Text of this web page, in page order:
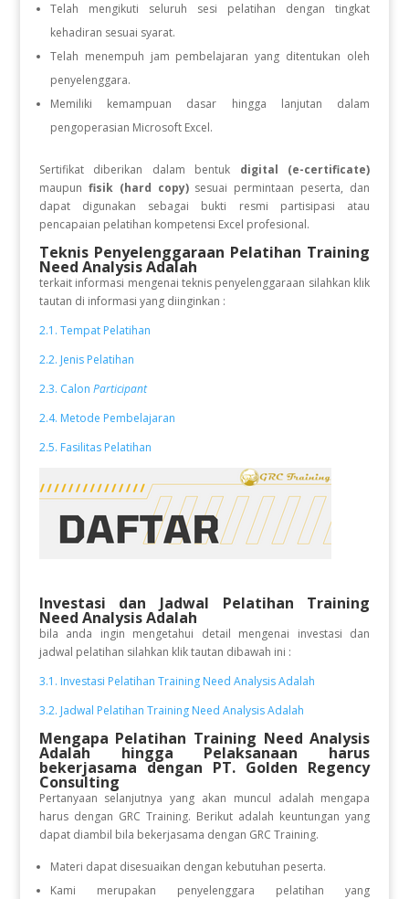
Telah mengikuti seluruh sesi pelatihan dengan tingkat
kehadiran sesuai syarat.
Telah menempuh jam pembelajaran yang ditentukan oleh
penyelenggara.
Memiliki kemampuan dasar hingga lanjutan dalam
pengoperasian Microsoft Excel.
Sertifikat diberikan dalam bentuk digital (e-certificate)
maupun fisik (hard copy)sesuai permintaan peserta, dan
dapat digunakan sebagai bukti resmi partisipasi atau
pencapaian pelatihan kompetensi Excel profesional.
Teknis Penyelenggaraan Pelatihan Training
Need Analysis Adalah
terkait informasi mengenai teknis penyelenggaraan silahkan klik
tautan di informasi yang diinginkan :
2.1. Tempat Pelatihan
2.2. Jenis Pelatihan
2.3. Calon Participant
2.4. Metode Pembelajaran
2.5. Fasilitas Pelatihan
Investasi dan Jadwal Pelatihan Training
Need Analysis Adalah
bila anda ingin mengetahui detail mengenai investasi dan
jadwal pelatihan silahkan klik tautan dibawah ini :
3.1. Investasi Pelatihan Training Need Analysis Adalah
3.2. Jadwal Pelatihan Training Need Analysis Adalah
Mengapa Pelatihan Training Need Analysis
Adalah hingga Pelaksanaan harus
bekerjasama dengan PT. Golden Regency
Consulting
Pertanyaan selanjutnya yang akan muncul adalah mengapa
harus dengan GRC Training. Berikut adalah keuntungan yang
dapat diambil bila bekerjasama dengan GRC Training.
Materi dapat disesuaikan dengan kebutuhan peserta.
Kami merupakan penyelenggara pelatihan yang